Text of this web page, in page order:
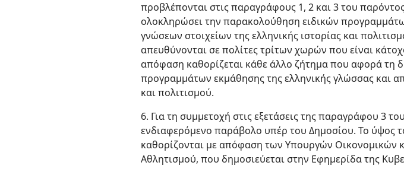
προβλέπονται στις παραγράφους 1, 2 και 3 του
ολοκληρώσει την παρακολούθηση ειδικών
γνώσεων στοιχείων της ελληνικής ιστορίας και
απευθύνονται σε πολίτες τρίτων χωρών που είναι
απόφαση καθορίζεται κάθε άλλο ζήτημα που αφορά τη
προγραμμάτων εκμάθησης της ελληνικής γλώσσας και
και πολιτισμού.
6. Για τη συμμετοχή στις εξετάσεις της παραγράφου 3
ενδιαφερόμενο παράβολο υπέρ του Δημοσίου. Το ύψος
καθορίζονται με απόφαση των Υπουργών Οικονομικών
Αθλητισμού, που δημοσιεύεται στην Εφημερίδα της